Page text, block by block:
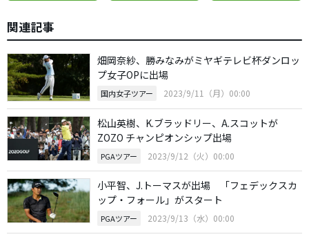
関連記事
畑岡奈紗、勝みなみがミヤギテレビ杯ダンロッ
プ女子OPに出場
国内女子ツアー 2023/9/11（月）00:00
松山英樹、K.ブラッドリー、A.スコットが
ZOZO チャンピオンシップ出場
PGAツアー 2023/9/12（火）00:00
小平智、J.トーマスが出場 「フェデックスカ
ップ・フォール」がスタート
PGAツアー 2023/9/13（水）00:00